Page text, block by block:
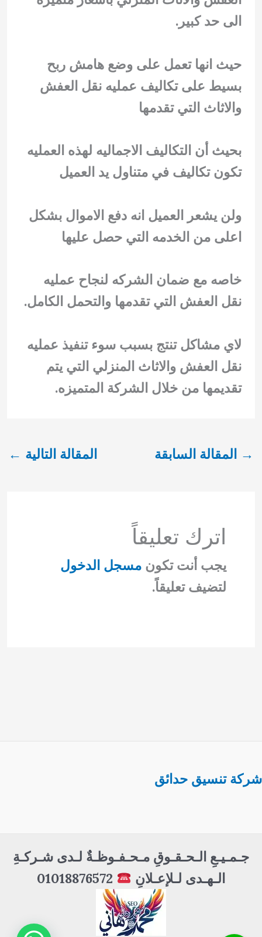
الى حد كبير.
حيث انها تعمل على وضع هامش ربح
بسيط على تكاليف عمليه نقل العفش
والاثاث التي تقدمها
بحيث أن التكاليف الاجماليه لهذه العمليه
تكون تكاليف في متناول يد العميل
ولن يشعر العميل انه دفع الاموال بشكل
اعلى من الخدمه التي حصل عليها
خاصه مع ضمان الشركه لنجاح عمليه
نقل العفش التي تقدمها والتحمل الكامل.
لاي مشاكل تنتج بسبب سوء تنفيذ عمليه
نقل العفش والاثاث المنزلي التي يتم
تقديمها من خلال الشركة المتميزه.
→ المقالة السابقة المقالة التالية ←
اترك تعليقاً
يجب أنت تكونمسجل الدخول
لتضيف تعليقاً.
شركة تنسيق حدائق
جـمـيـعِ الـحـقـوقِ مـحـفـوظـةٌ لـدى شـركـةِ
الـهـدى لـلإعـلانِ